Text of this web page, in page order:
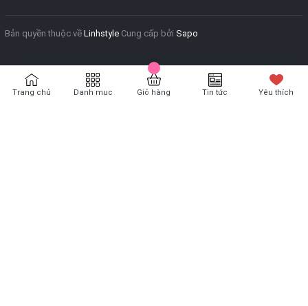
Bản quyền thuộc về Linhstyle Cung cấp bởi Sapo
Trang chủ Danh mục Giỏ hàng Tin tức Yêu thích